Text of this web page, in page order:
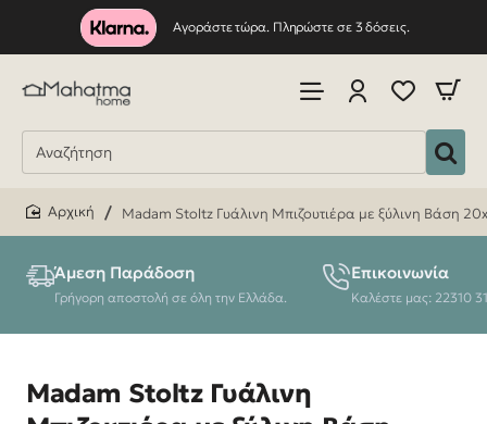
Αγοράστε τώρα. Πληρώστε σε 3 δόσεις.
Madam Stoltz Γυάλινη Μπιζουτιέρα με ξύλινη Βάση
Άμεση Παράδοση
Γρήγορη αποστολή σε όλη την Ελλάδα.
Επικοινωνία
Καλέστε μας: 22310
Madam Stoltz Γυάλινη